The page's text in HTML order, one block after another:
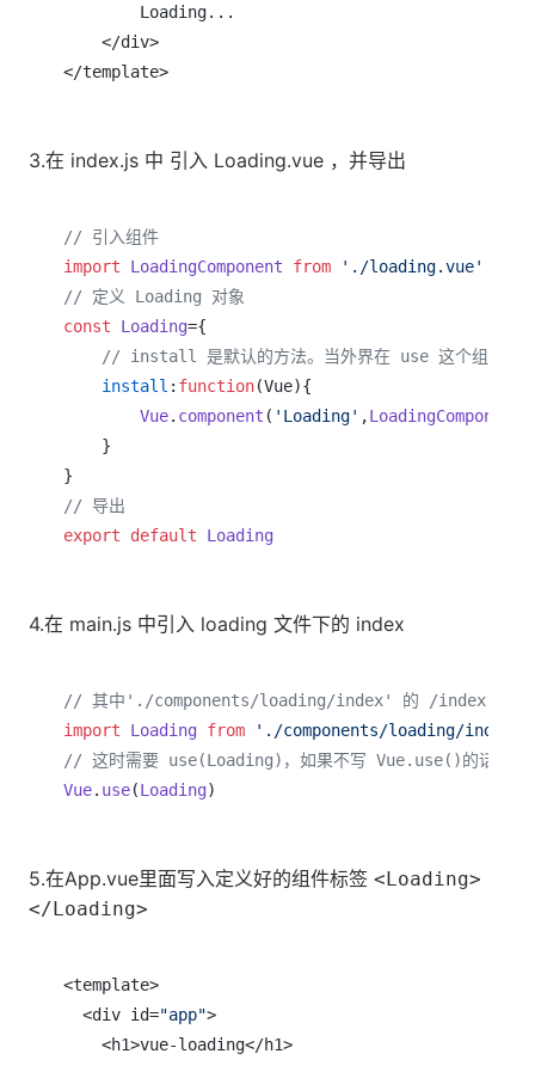
        Loading...
    </div>
3.在 index.js 中 引入 Loading.vue ，并导出
// 引入组件
import
LoadingComponent from
'./loading.vue'
// 定义 Loading 对象
const
Loading={
// install 是默认的方法。当外界在 use 这个组件的
install : function(Vue){
Vue. component ( 'Loading' ,LoadingComponent
    }
// 导出
export
default Loading
4.在 main.js 中引入 loading 文件下的 index
// 其中'./components/loading/index' 的 /index 可以不写
import
Loading from
'./components/loading/index'
// 这时需要 use(Loading)，如果不写 Vue.use()的话，浏
Vue. use(Loading
5.在App.vue里面写入定义好的组件标签 <Loading>
</Loading>
<template>
  <div id=
"app">
    <h1>vue-loading</h1>